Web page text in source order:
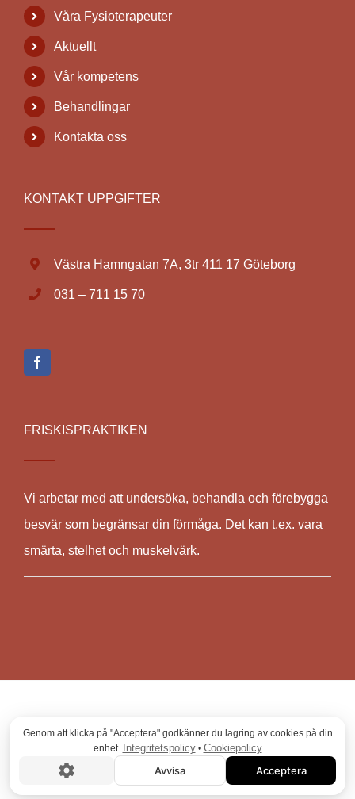
Våra Fysioterapeuter
Aktuellt
Vår kompetens
Behandlingar
Kontakta oss
KONTAKT UPPGIFTER
Västra Hamngatan 7A, 3tr 411 17 Göteborg
031 – 711 15 70
FRISKISPRAKTIKEN
Vi arbetar med att undersöka, behandla och förebygga
besvär som begränsar din förmåga. Det kan t.ex. vara
smärta, stelhet och muskelvärk.
© COPYRIGHT 2026 ,FRISKISPRAKTIKEN
Genom att klicka på "Acceptera" godkänner du lagring av cookies på din
enhet. Integritetspolicy• Cookiepolicy
Avvisa Acceptera